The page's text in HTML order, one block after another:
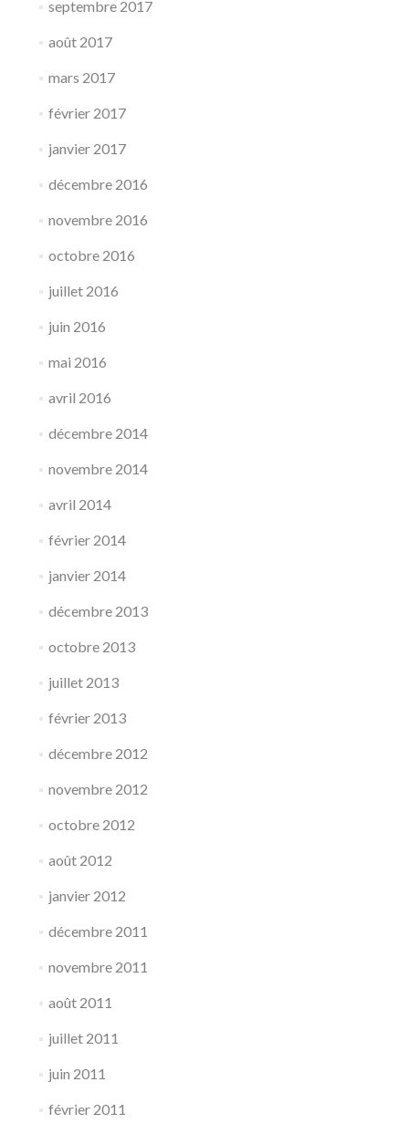
septembre 2017
août 2017
mars 2017
février 2017
janvier 2017
décembre 2016
novembre 2016
octobre 2016
juillet 2016
juin 2016
mai 2016
avril 2016
décembre 2014
novembre 2014
avril 2014
février 2014
janvier 2014
décembre 2013
octobre 2013
juillet 2013
février 2013
décembre 2012
novembre 2012
octobre 2012
août 2012
janvier 2012
décembre 2011
novembre 2011
août 2011
juillet 2011
juin 2011
février 2011